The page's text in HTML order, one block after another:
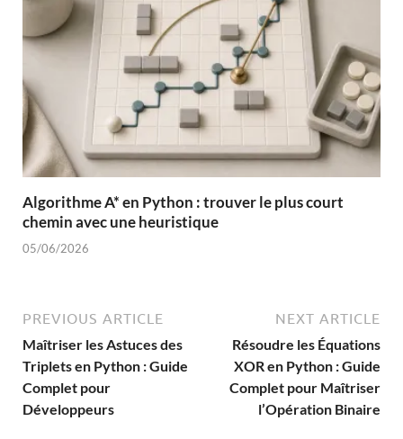
Algorithme A* en Python : trouver le plus court
chemin avec une heuristique
05/06/2026
PREVIOUS ARTICLE
Maîtriser les Astuces des
Triplets en Python : Guide
Complet pour
Développeurs
NEXT ARTICLE
Résoudre les Équations
XOR en Python : Guide
Complet pour Maîtriser
l’Opération Binaire